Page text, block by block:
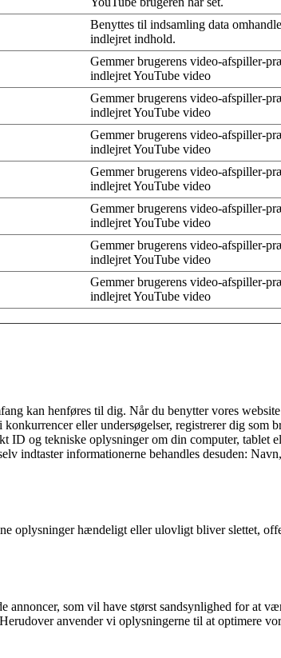
Benyttes til indsamling data
indlejret indhold.
Gemmer brugerens video-afspiller-
indlejret YouTube video
Gemmer brugerens video-afspiller-
indlejret YouTube video
Gemmer brugerens video-afspiller-
indlejret YouTube video
Gemmer brugerens video-afspiller-
indlejret YouTube video
Gemmer brugerens video-afspiller-
indlejret YouTube video
Gemmer brugerens video-afspiller-
indlejret YouTube video
Gemmer brugerens video-afspiller-
indlejret YouTube video
kan henføres til dig. Når du benytter vores
eller undersøgelser, registrerer dig
ID og tekniske oplysninger om din computer,
indtaster informationerne behandles desuden:
oplysninger hændeligt eller ulovligt bliver slettet,
som vil have størst sandsynlighed for at
anvender vi oplysningerne til at optimere